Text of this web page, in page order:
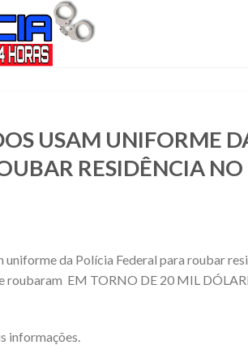
USAM UNIFORME
RESIDÊNCIA
uniforme da Polícia Federal para roubar
roubaram EM TORNO DE 20 MIL
informações.